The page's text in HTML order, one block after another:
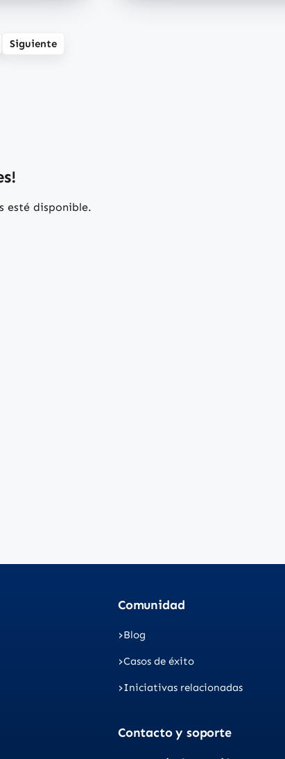
Siguiente
esté disponible.
Comunidad
Blog
Casos de éxito
Iniciativas relacionadas
Contacto y soporte